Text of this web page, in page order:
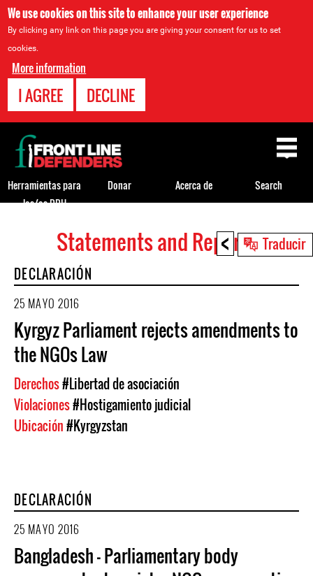
We use cookies on this site to enhance your user experience
By clicking any link on this page you are giving your consent for us to set
cookies.
More information
I AGREE DECLINE
< Traducir
top
Statements and Reports
DECLARACIÓN
25 MAYO 2016
Kyrgyz Parliament rejects amendments to
the NGOs Law
Derechos#Libertad de asociación
Violaciones#Hostigamiento judicial
Ubicación#Kyrgyzstan
DECLARACIÓN
25 MAYO 2016
Bangladesh - Parliamentary body
Back
to
top
Herramientas para
los/as DDH
Donar Acerca de Search